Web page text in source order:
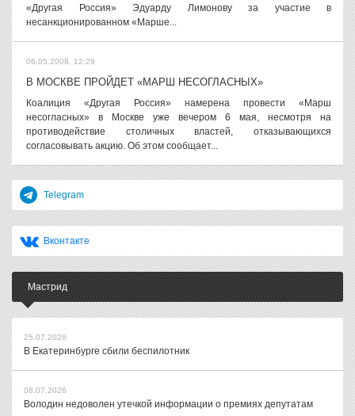
«Другая Россия» Эдуарду Лимонову за участие в
несанкционированном «Марше...
06.05.2008, 12:29
В МОСКВЕ ПРОЙДЕТ «МАРШ НЕСОГЛАСНЫХ»
Коалиция «Другая Россия» намерена провести «Марш
несогласных» в Москве уже вечером 6 мая, несмотря на
противодействие столичных властей, отказывающихся
согласовывать акцию. Об этом сообщает...
Telegram
Вконтакте
Мастрид
25.07.2026
В Екатеринбурге сбили беспилотник
08.07.2026
Володин недоволен утечкой информации о премиях депутатам